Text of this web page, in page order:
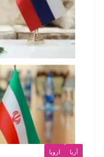
آریا اروپا